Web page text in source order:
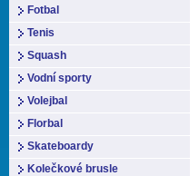
Fotbal
Tenis
Squash
Vodní sporty
Volejbal
Florbal
Skateboardy
Kolečkové brusle